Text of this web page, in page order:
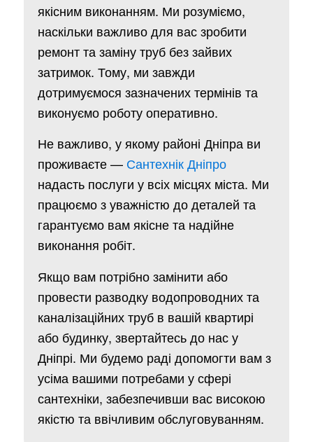
якісним виконанням. Ми розуміємо,
наскільки важливо для вас зробити
ремонт та заміну труб без зайвих
затримок. Тому, ми завжди
дотримуємося зазначених термінів та
виконуємо роботу оперативно.
Не важливо, у якому районі Дніпра ви
проживаєте — Сантехнік Дніпро
надасть послуги у всіх місцях міста. Ми
працюємо з уважністю до деталей та
гарантуємо вам якісне та надійне
виконання робіт.
Якщо вам потрібно замінити або
провести разводку водопроводних та
каналізаційних труб в вашій квартирі
або будинку, звертайтесь до нас у
Дніпрі. Ми будемо раді допомогти вам з
усіма вашими потребами у сфері
сантехніки, забезпечивши вас високою
якістю та ввічливим обслуговуванням.